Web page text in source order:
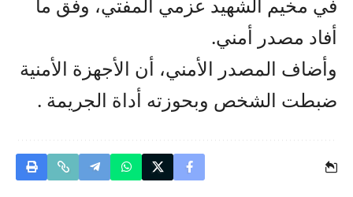
أفاد مصدر أمني.
وأضاف المصدر الأمني، أن الأجهزة الأمنية
ضبطت الشخص وبحوزته أداة الجريمة .